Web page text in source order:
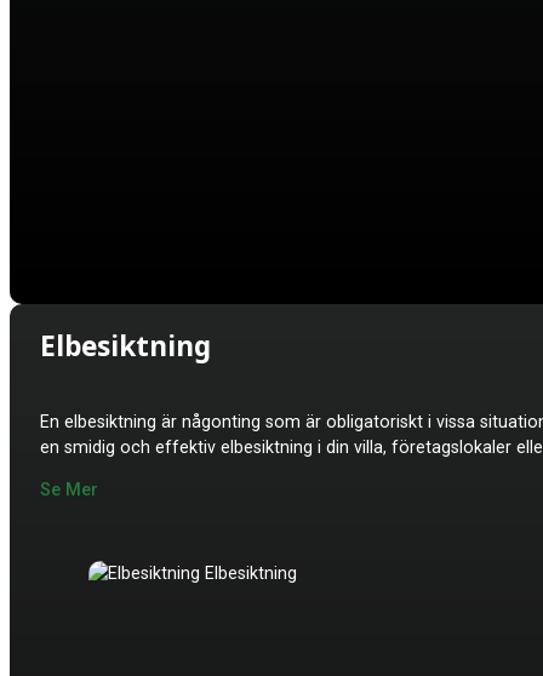
Elbesiktning
En elbesiktning är någonting som är obligatoriskt i vissa
en smidig och effektiv elbesiktning i din villa, företagslokaler
Se Mer